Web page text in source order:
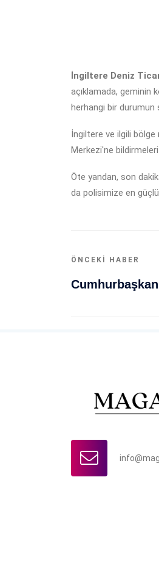
İngiltere Deniz
açıklamada, geminin
herhangi bir durumun
İngiltere ve ilgili bölge
Merkezi'ne bildirmeleri
Öte yandan, son
da polisimize en
ÖNCEKI HABER